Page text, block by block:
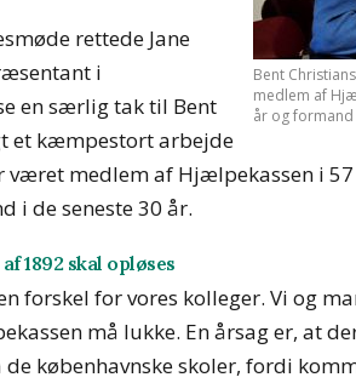
Bent
medlem af
år og formand
rettede Jane
i
en særlig tak til Bent
et kæmpestort arbejde
været medlem af Hjælpekassen i
i de seneste 30 år.
1892 skal opløses
forskel for vores kolleger. Vi og
må lukke. En årsag er, at
københavnske skoler, fordi